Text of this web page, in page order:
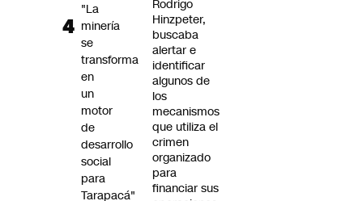
Rodrigo
Hinzpeter,
buscaba
alertar e
identificar
algunos de
los
mecanismos
que utiliza el
crimen
organizado
para
financiar sus
"La
minería
se
transforma
en
un
motor
de
desarrollo
social
para
Tarapacá"